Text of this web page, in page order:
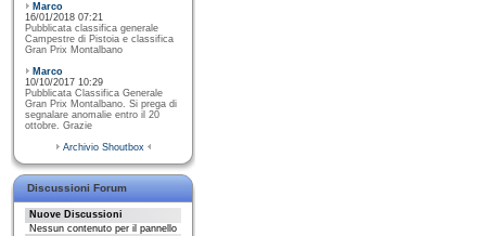
Marco
16/01/2018 07:21
Pubblicata classifica generale
Campestre di Pistoia e classifica
Gran Prix Montalbano
Marco
10/10/2017 10:29
Pubblicata Classifica Generale
Gran Prix Montalbano. Si prega di
segnalare anomalie entro il 20
ottobre. Grazie
Archivio Shoutbox
Discussioni Forum
Nuove Discussioni
Nessun contenuto per il pannello